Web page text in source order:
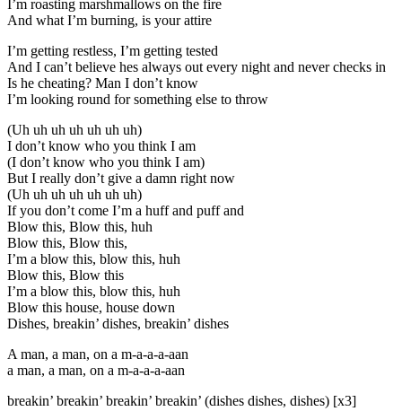
I’m roasting marshmallows on the fire
And what I’m burning, is your attire
I’m getting restless, I’m getting tested
And I can’t believe hes always out every night and never checks in
Is he cheating? Man I don’t know
I’m looking round for something else to throw
(Uh uh uh uh uh uh uh)
I don’t know who you think I am
(I don’t know who you think I am)
But I really don’t give a damn right now
(Uh uh uh uh uh uh uh)
If you don’t come I’m a huff and puff and
Blow this, Blow this, huh
Blow this, Blow this,
I’m a blow this, blow this, huh
Blow this, Blow this
I’m a blow this, blow this, huh
Blow this house, house down
Dishes, breakin’ dishes, breakin’ dishes
A man, a man, on a m-a-a-a-aan
a man, a man, on a m-a-a-a-aan
breakin’ breakin’ breakin’ breakin’ (dishes dishes, dishes) [x3]